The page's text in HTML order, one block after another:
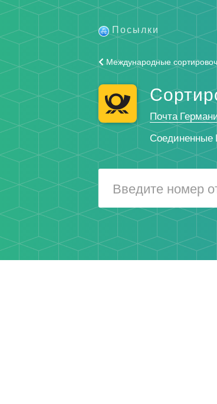
Посылки
Международные
Почта
Соединенные